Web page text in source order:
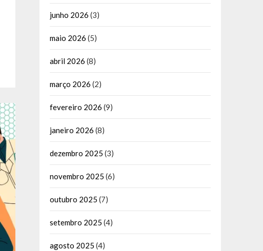
junho 2026 (3)
maio 2026 (5)
abril 2026 (8)
março 2026 (2)
fevereiro 2026 (9)
janeiro 2026 (8)
dezembro 2025 (3)
novembro 2025 (6)
outubro 2025 (7)
setembro 2025 (4)
agosto 2025 (4)